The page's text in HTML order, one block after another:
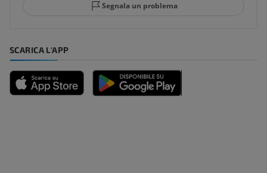
Segnala un problema
SCARICA L'APP